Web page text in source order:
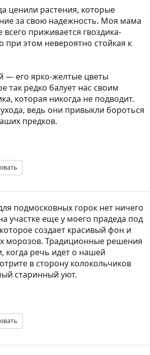
ценили растения, которые
за свою надежность. Моя мама
приживается гвоздика-
при этом невероятно стойкая к
— его ярко-желтые цветы
так редко балует нас своим
которая никогда не подводит.
ведь они привыкли бороться
предков.
подмосковных горок нет ничего
участке еще у моего прадеда под
создает красивый фон и
морозов. Традиционные решения
когда речь идет о нашей
в сторону колокольчиков
старинный уют.